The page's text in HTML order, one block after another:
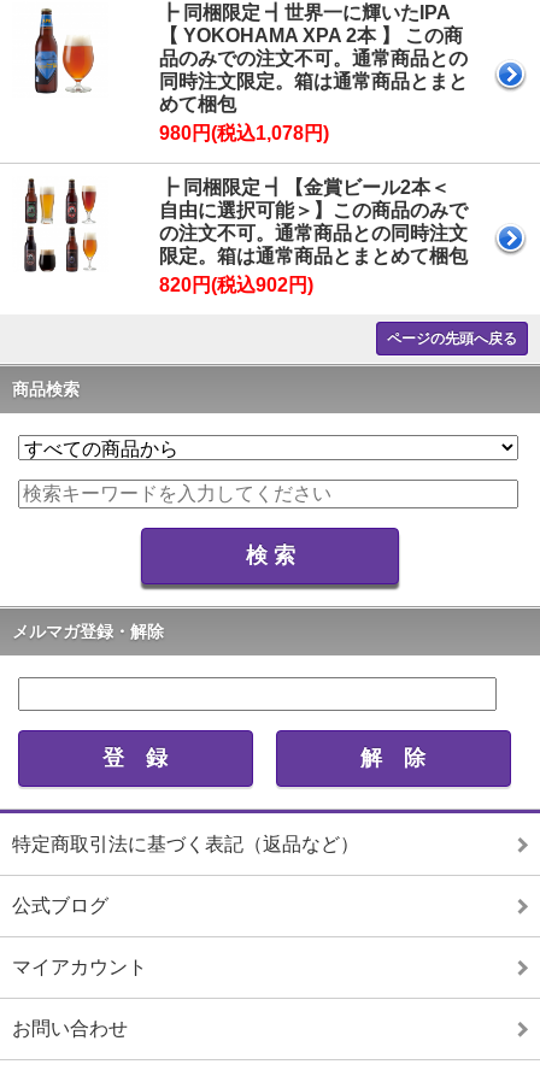
┣ 同梱限定 ┫世界一に輝いたIPA
【 YOKOHAMA XPA 2本 】 この商
品のみでの注文不可。通常商品との
同時注文限定。箱は通常商品とまと
めて梱包
980円(税込1,078円)
┣ 同梱限定 ┫【金賞ビール2本＜
自由に選択可能＞】この商品のみで
の注文不可。通常商品との同時注文
限定。箱は通常商品とまとめて梱包
820円(税込902円)
ページの先頭へ戻る
商品検索
メルマガ登録・解除
特定商取引法に基づく表記（返品など）
公式ブログ
マイアカウント
お問い合わせ